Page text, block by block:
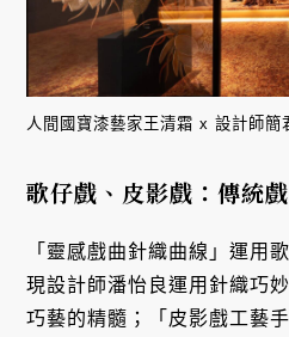
人間國寶漆藝家王清霜 x 設計師簡
歌仔戲、皮影戲：傳統
「靈感戲曲針織曲線」運用
現設計師潘怡良運用針織巧
巧藝的精髓；「皮影戲工藝